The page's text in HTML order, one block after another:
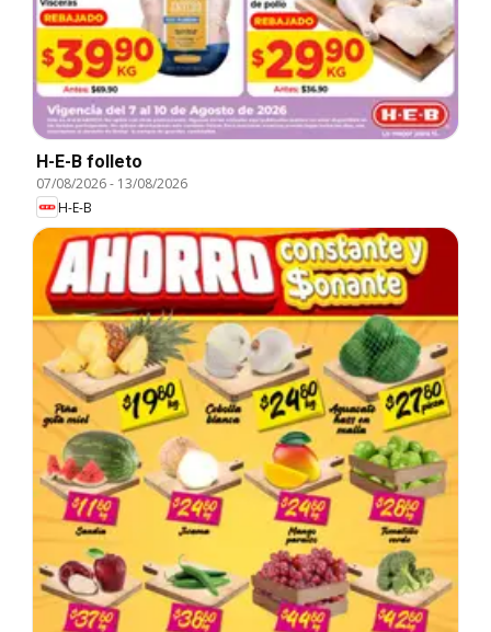
H-E-B folleto
07/08/2026- 13/08/2026
H-E-B